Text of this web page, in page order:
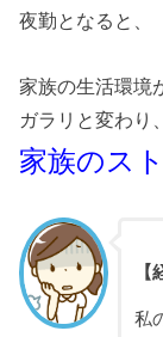
夜勤となると、
家族の生活環境
ガラリと変わり、
家族のス
私